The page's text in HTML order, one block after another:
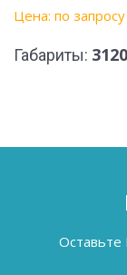
Цена: по запросу
Габариты: